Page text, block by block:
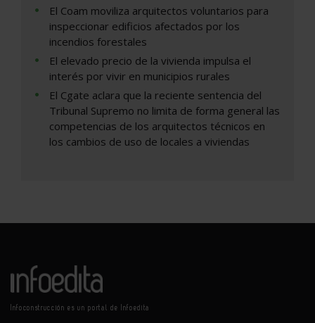
El Coam moviliza arquitectos voluntarios para
inspeccionar edificios afectados por los
incendios forestales
El elevado precio de la vivienda impulsa el
interés por vivir en municipios rurales
El Cgate aclara que la reciente sentencia del
Tribunal Supremo no limita de forma general las
competencias de los arquitectos técnicos en
los cambios de uso de locales a viviendas
Infoconstrucción es un portal de Infoedita